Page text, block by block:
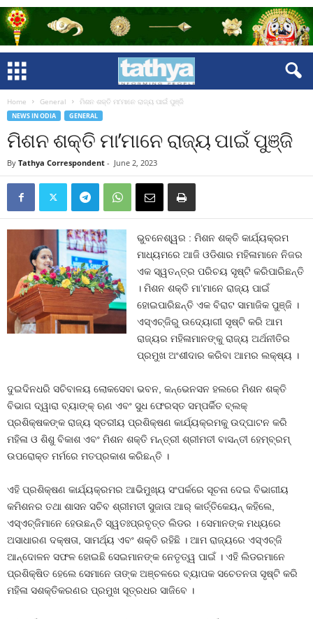
Home General ମିଶନ ଶକ୍ତି ମା’ମାନେ ରାଜ୍ୟ ପାଇଁ ପୁଞ୍ଜି
NEWS IN ODIA GENERAL
ମିଶନ ଶକ୍ତି ମା’ମାନେ ରାଜ୍ୟ ପାଇଁ ପୁଞ୍ଜି
By Tathya Correspondent - June 2, 2023
ଭୁବନେଶ୍ୱର : ମିଶନ ଶକ୍ତି କାର୍ଯ୍ୟକ୍ରମ
ମାଧ୍ୟମରେ ଆଜି ଓଡିଶାର ମହିଳାମାନେ ନିଜର
ଏକ ସ୍ୱତନ୍ତ୍ର ପରିଚୟ ସୃଷ୍ଟି କରିପାରିଛନ୍ତି
। ମିଶନ ଶକ୍ତି ମା’ମାନେ ରାଜ୍ୟ ପାଇଁ
ହୋଇପାରିଛନ୍ତି ଏକ ବିରାଟ ସାମାଜିକ ପୁଞ୍ଜି ।
ଏସ୍‌ଏଚ୍‌ଜିରୁ ଉଦ୍ୟୋଗୀ ସୃଷ୍ଟି କରି ଆମ
ରାଜ୍ୟର ମହିଳାମାନଙ୍କୁ ରାଜ୍ୟ ଅର୍ଥନୀତିର
ପ୍ରମୁଖ ଅଂଶୀଦାର କରିବା ଆମର ଲକ୍ଷ୍ୟ ।
ଦୁଇଦିନଧରି ସଚିବାଳୟ ଲୋକସେବା ଭବନ, କନ୍‌ଭେନସନ ହଲରେ ମିଶନ ଶକ୍ତି
ବିଭାଗ ଦ୍ୱାରା ବ୍ୟାଙ୍କ୍‌ ଋଣ ଏବଂ ସୁଧ ଫେରସ୍ତ ସମ୍ପର୍କିତ ବ୍ଲକ୍‌
ପ୍ରଶିକ୍ଷକଙ୍କ ରାଜ୍ୟ ସ୍ତରୀୟ ପ୍ରଶିକ୍ଷଣ କାର୍ଯ୍ୟକ୍ରମକୁ ଉଦ୍‌ଘାଟନ କରି
ମହିଳା ଓ ଶିଶୁ ବିକାଶ ଏବଂ ମିଶନ ଶକ୍ତି ମନ୍ତ୍ରୀ ଶ୍ରୀମତୀ ବାସନ୍ତୀ ହେମ୍ବ୍ରମ୍‌
ଉପରୋକ୍ତ ମର୍ମରେ ମତପ୍ରକାଶ କରିଛନ୍ତି ।
ଏହି ପ୍ରଶିକ୍ଷଣ କାର୍ଯ୍ୟକ୍ରମର ଆଭିମୁଖ୍ୟ ସଂପର୍କରେ ସୂଚନା ଦେଇ ବିଭାଗୀୟ
କମିଶନର ତଥା ଶାସନ ସଚିବ ଶ୍ରୀମତୀ ସୁଜାତା ଆର୍‌ କାର୍ତ୍ତିକେୟନ୍‌ କହିଲେ,
ଏସ୍‌ଏଚ୍‌ଜିମାନେ ହେଉଛନ୍ତି ସ୍ୱତଃପ୍ରବୃତ୍ତ ଲିଡର । ସେମାନଙ୍କ ମଧ୍ୟରେ
ଅସାଧାରଣ ଦକ୍ଷତା, ସାମର୍ଥ୍ୟ ଏବଂ ଶକ୍ତି ରହିଛି । ଆମ ରାଜ୍ୟରେ ଏସ୍‌ଏଚ୍‌ଜି
ଆନ୍ଦୋଳନ ସଫଳ ହୋଇଛି ସେଇମାନଙ୍କ ନେତୃତ୍ୱ ପାଇଁ । ଏହି ଲିଡରମାନେ
ପ୍ରଶିକ୍ଷିତ ହେଲେ ସେମାନେ ତାଙ୍କ ଅଞ୍ଚଳରେ ବ୍ୟାପକ ସଚେତନତା ସୃଷ୍ଟି କରି
ମହିଳା ସଶକ୍ତିକରଣର ପ୍ରମୁଖ ସୂତ୍ରଧର ସାଜିବେ ।